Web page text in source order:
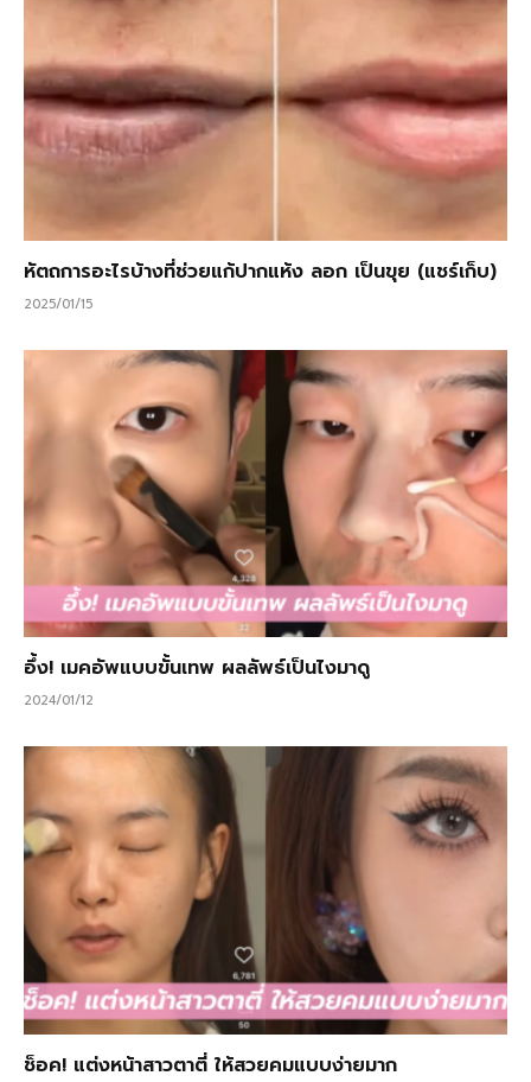
หัตถการอะไรบ้างที่ช่วยแก้ปากแห้ง ลอก เป็นขุย (แชร์เก็บ)
2025/01/15
อึ้ง! เมคอัพแบบขั้นเทพ ผลลัพธ์เป็นไงมาดู
2024/01/12
ช็อค! แต่งหน้าสาวตาตี่ ให้สวยคมแบบง่ายมาก